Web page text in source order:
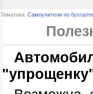
Тематика: Самоучители по